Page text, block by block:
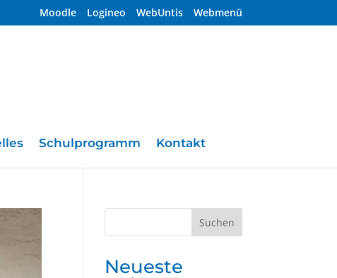
Moodle Logineo WebUntis Webmenü
Schulprogramm Kontakt
Suchen
Neueste